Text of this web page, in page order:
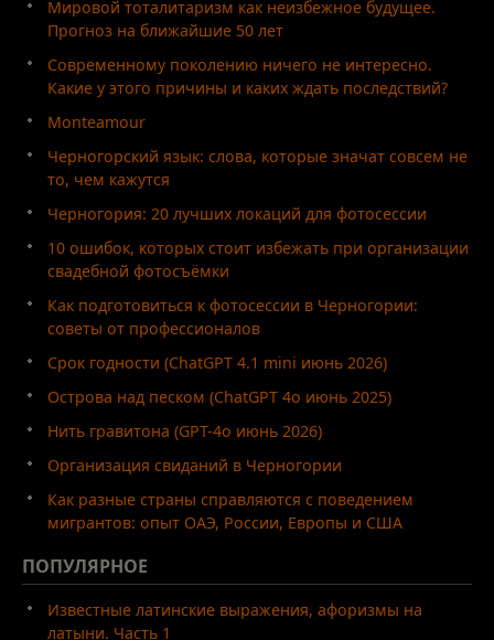
Мировой тоталитаризм как неизбежное будущее.
Прогноз на ближайшие 50 лет
Современному поколению ничего не интересно.
Какие у этого причины и каких ждать последствий?
Monteamour
Черногорский язык: слова, которые значат совсем не
то, чем кажутся
Черногория: 20 лучших локаций для фотосессии
10 ошибок, которых стоит избежать при организации
свадебной фотосъёмки
Как подготовиться к фотосессии в Черногории:
советы от профессионалов
Срок годности (ChatGPT 4.1 mini июнь 2026)
Острова над песком (ChatGPT 4o июнь 2025)
Нить гравитона (GPT-4o июнь 2026)
Организация свиданий в Черногории
Как разные страны справляются с поведением
мигрантов: опыт ОАЭ, России, Европы и США
ПОПУЛЯРНОЕ
Известные латинские выражения, афоризмы на
латыни. Часть 1